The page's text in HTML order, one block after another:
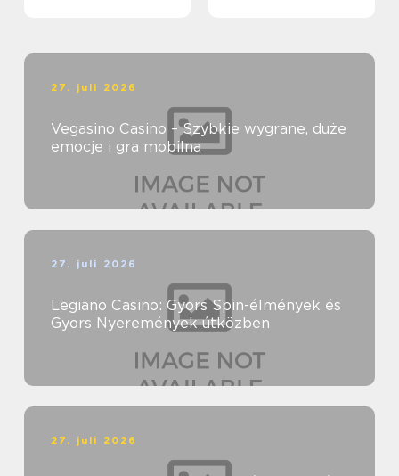
27. juli 2026
Vegasino Casino – Szybkie wygrane, duże
emocje i gra mobilna
27. juli 2026
Legiano Casino: Gyors Spin-élmények és
Gyors Nyeremények útközben
27. juli 2026